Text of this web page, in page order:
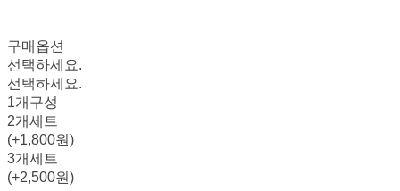
구매옵션
선택하세요.
선택하세요.
1개구성
2개세트
(+1,800원)
3개세트
(+2,500원)